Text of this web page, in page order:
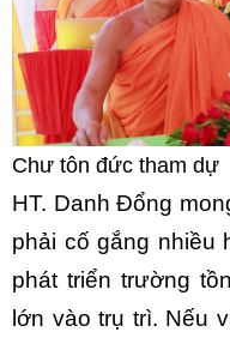
Chư tôn đức tham dự
HT. Danh Đổng
phải cố gắng nhiều
phát triển trường
lớn vào trụ trì. Nếu